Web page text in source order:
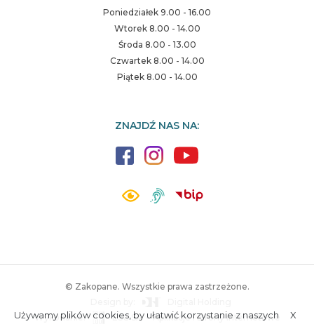
Poniedziałek 9.00 - 16.00
Wtorek 8.00 - 14.00
Środa 8.00 - 13.00
Czwartek 8.00 - 14.00
Piątek 8.00 - 14.00
ZNAJDŹ NAS NA:
© Zakopane. Wszystkie prawa zastrzeżone.
Wykonanie:
ESC SA - Aplikacje i strony internetowe
Używamy plików cookies, by ułatwić korzystanie z naszych
X